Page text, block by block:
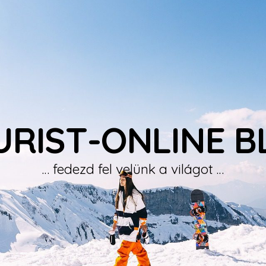
ONLINE
… fedezd fel velünk a világot …